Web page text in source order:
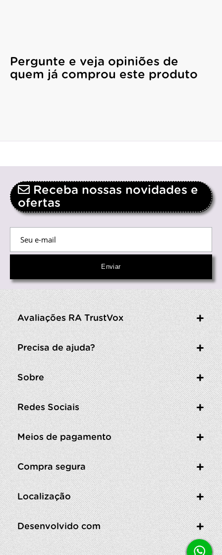
Pergunte e veja opiniões de
quem já comprou este produto
Receba nossas novidades e
ofertas
Avaliações RA TrustVox
Precisa de ajuda?
Sobre
Redes Sociais
Meios de pagamento
Compra segura
Localização
Desenvolvido com